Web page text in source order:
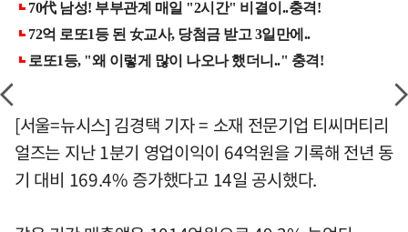
[서울=뉴시스] 김경택 기자 = 소재 전문기업 티씨머티리
얼즈는 지난 1분기 영업이익이 64억원을 기록해 전년 동
기 대비 169.4% 증가했다고 14일 공시했다.